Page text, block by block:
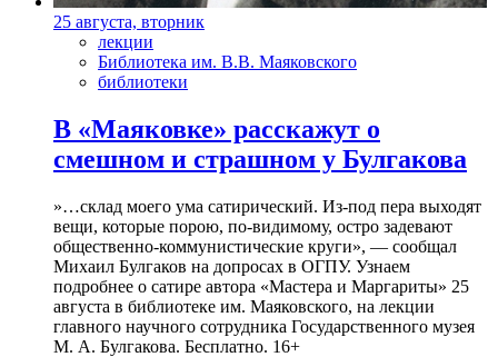
25 августа, вторник
лекции
Библиотека им. В.В. Маяковского
библиотеки
В «Маяковке» расскажут о
смешном и страшном у Булгакова
»…склад моего ума сатирический. Из-под пера выходят
вещи, которые порою, по-видимому, остро задевают
общественно-коммунистические круги», — сообщал
Михаил Булгаков на допросах в ОГПУ. Узнаем
подробнее о сатире автора «Мастера и Маргариты» 25
августа в библиотеке им. Маяковского, на лекции
главного научного сотрудника Государственного музея
М. А. Булгакова. Бесплатно. 16+